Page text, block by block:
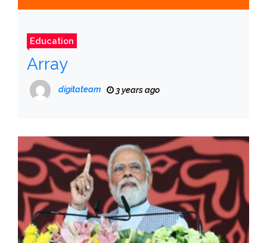
Education
Array
digitateam 3 years ago